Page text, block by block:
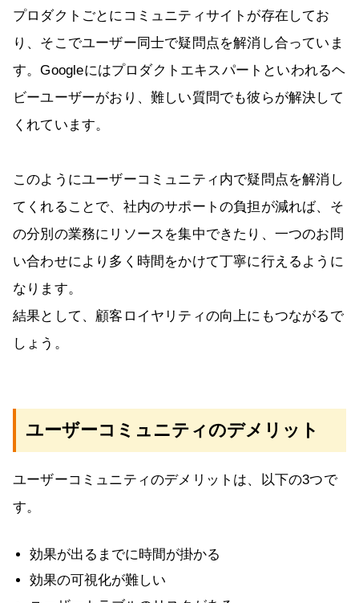
プロダクトごとにコミュニティサイトが存在してお
り、そこでユーザー同士で疑問点を解消し合っていま
す。Googleにはプロダクトエキスパートといわれるヘ
ビーユーザーがおり、難しい質問でも彼らが解決して
くれています。
このようにユーザーコミュニティ内で疑問点を解消し
てくれることで、社内のサポートの負担が減れば、そ
の分別の業務にリソースを集中できたり、一つのお問
い合わせにより多く時間をかけて丁寧に行えるように
なります。
結果として、顧客ロイヤリティの向上にもつながるで
しょう。
ユーザーコミュニティのデメリット
ユーザーコミュニティのデメリットは、以下の3つで
す。
効果が出るまでに時間が掛かる
効果の可視化が難しい